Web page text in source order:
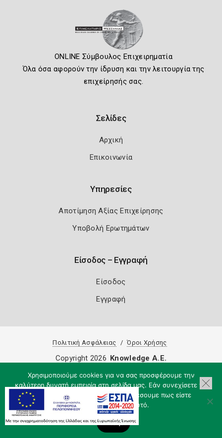
ONLINE Σύμβουλος Επιχειρηματία
Όλα όσα αφορούν την ίδρυση και την λειτουργία της
επιχείρησής σας.
Σελίδες
Αρχική
Επικοινωνία
Υπηρεσίες
Αποτίμηση Αξίας Επιχείρησης
Υποβολή Ερωτημάτων
Είσοδος – Εγγραφή
Είσοδος
Εγγραφή
Πολιτική Ασφάλειας Όροι Χρήσης
Χρησιμοποιούμε cookies για να σας προσφέρουμε την
καλύτερη δυνατή εμπειρία στη σελίδα μας. Εάν συνεχίσετε να
χρησιμοποιείτε τη σελίδα, θα υποθέσουμε πως είστε
ικανοποιημένοι με αυτό.
Εντάξει
Copyright 2026 Knowledge A.E.